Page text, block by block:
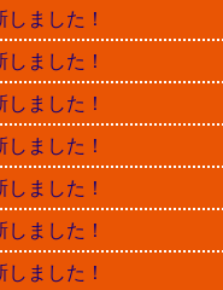
ました！
ました！
ました！
ました！
ました！
ました！
ました！